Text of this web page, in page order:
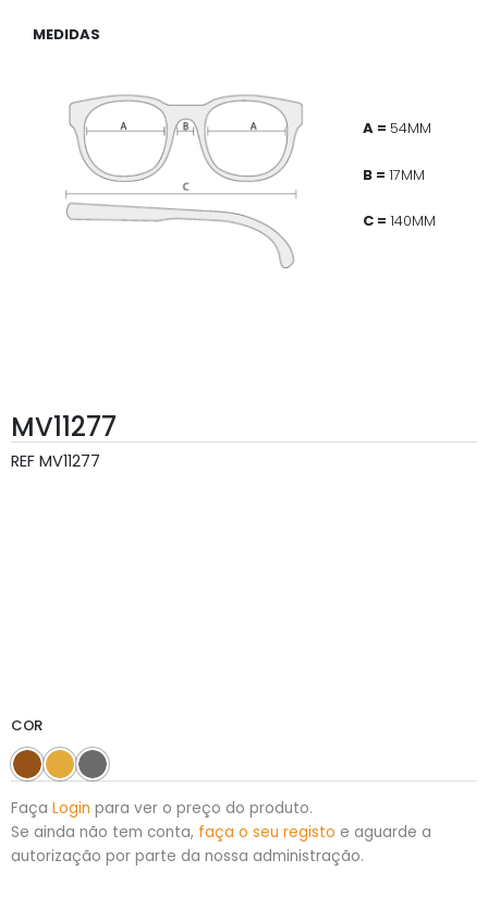
MEDIDAS
A = 54MM
B = 17MM
C = 140MM
MV11277
REF MV11277
COR
Faça Login para ver o preço do produto.
Se ainda não tem conta, faça o seu registo e aguarde a
autorização por parte da nossa administração.